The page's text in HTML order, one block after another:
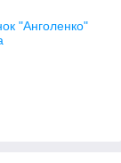
"Анголенко"